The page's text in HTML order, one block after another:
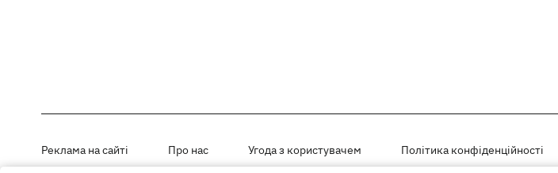
Реклама на сайті Про нас Угода з користувачем Політика конфіденційності